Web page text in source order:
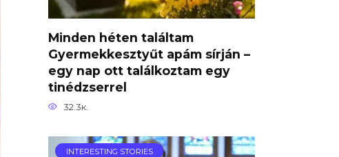
Minden héten találtam
Gyermekkesztyűt apám sírján –
egy nap ott találkoztam egy
tinédzserrel
32.3к.
INTERESTING STORIES